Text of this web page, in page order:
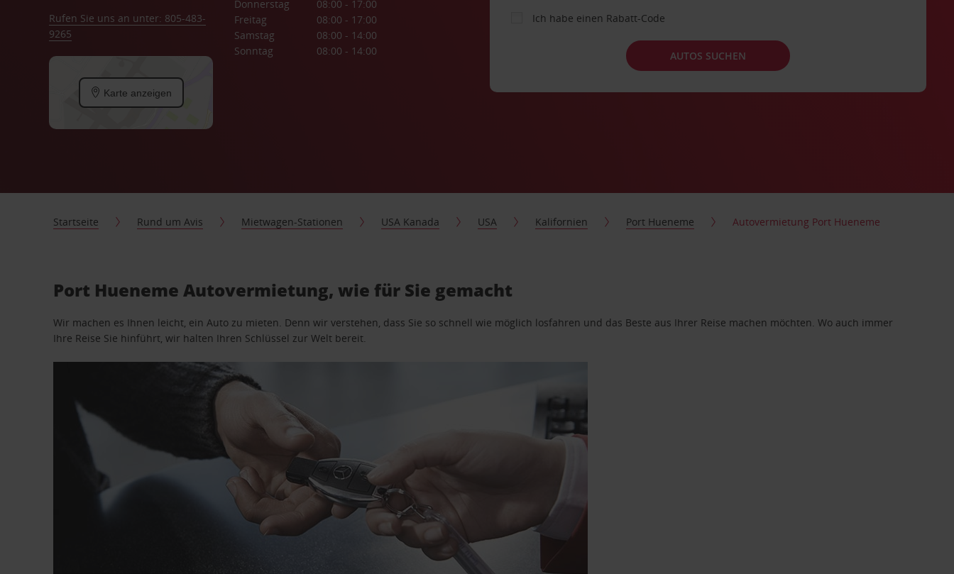
Rufen Sie uns an unter: 805-483-
9265
Karte anzeigen
Donnerstag
08:00 - 17:00
Freitag
08:00 - 17:00
Samstag
08:00 - 14:00
Sonntag
08:00 - 14:00
Ich habe einen Rabatt-Code
AUTOS SUCHEN
Startseite Rund um Avis Mietwagen-Stationen USA Kanada USA Kalifornien Port Hueneme Autovermietung Port Hueneme
Port Hueneme Autovermietung, wie für Sie gemacht
Wir machen es Ihnen leicht, ein Auto zu mieten. Denn wir verstehen, dass Sie so schnell wie möglich losfahren und das Beste aus Ihrer Reise machen möchten. Wo auch immer
Ihre Reise Sie hinführt, wir halten Ihren Schlüssel zur Welt bereit.